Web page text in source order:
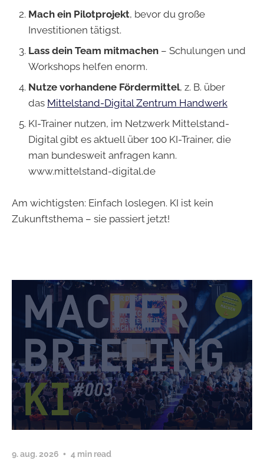
Mach ein Pilotprojekt, bevor du große
Investitionen tätigst.
Lass dein Team mitmachen – Schulungen und
Workshops helfen enorm.
Nutze vorhandene Fördermittel, z. B. über
das Mittelstand-Digital Zentrum Handwerk
KI-Trainer nutzen, im Netzwerk Mittelstand-
Digital gibt es aktuell über 100 KI-Trainer, die
man bundesweit anfragen kann.
www.mittelstand-digital.de
Am wichtigsten: Einfach loslegen. KI ist kein
Zukunftsthema – sie passiert jetzt!
9. aug. 2026 4 min read